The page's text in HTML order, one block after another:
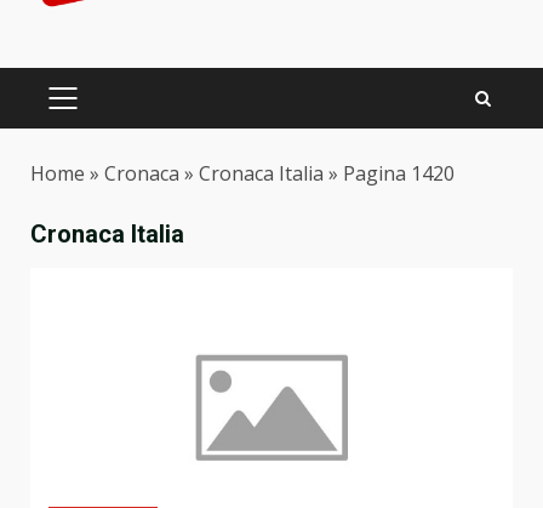
PRIMARY
Home » Cronaca » Cronaca Italia » Pagina 1420
Cronaca Italia